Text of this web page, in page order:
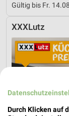
Gültig bis Fr.
XXXLutz
Durch Klicken auf